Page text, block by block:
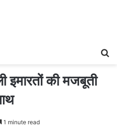
इमारतों की मजबूती
1 minute read